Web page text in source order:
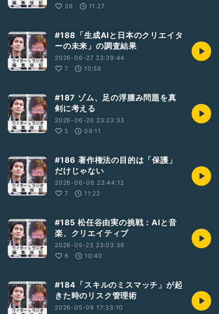
36
11:27
#188「生成AIと日本のクリエイタ
ーの未来」の調査結果
2026-06-27 23:39:44
7
10:59
#187 ゾム、足の浮腫み問題を真
剣に考える
2026-06-20 23:23:33
5
09:11
#186 著作権法の目的は「保護」
だけじゃない
2026-06-06 23:44:12
7
11:22
#185 松任谷由実の挑戦：AIと音
楽、クリエイティブ
2026-05-23 23:03:39
6
10:40
#184「スキルのミスマッチ」が起
きた時のリスク管理術
2026-05-09 17:33:10